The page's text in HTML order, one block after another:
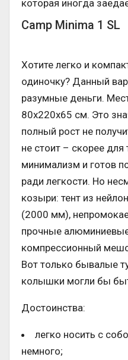
которая иногда
Camp Minima 1 SL
Хотите легко и
одиночку? Данный
разумные деньги.
80х220х65 см. Это
полный рост не
не стоит – скорее для
минимализм и готов
ради легкости. Но
козыри: тент из
(2000 мм),
прочные
компрессионный
Вот только бывалые
колышки могли бы
Достоинства:
легко носить с
немного;